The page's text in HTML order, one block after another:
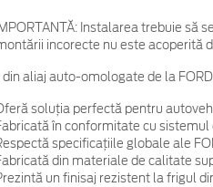
Instalarea trebuie să
incorecte nu este acoperită
din aliaj auto-omologate de la
soluția perfectă pentru
în conformitate cu sistemul
specificațiile globale ale
din materiale de calitate
un finisaj rezistent la frigul